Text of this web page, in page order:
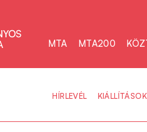
MTA MTA200
HÍRLEVÉL KIÁLLÍTÁSOK